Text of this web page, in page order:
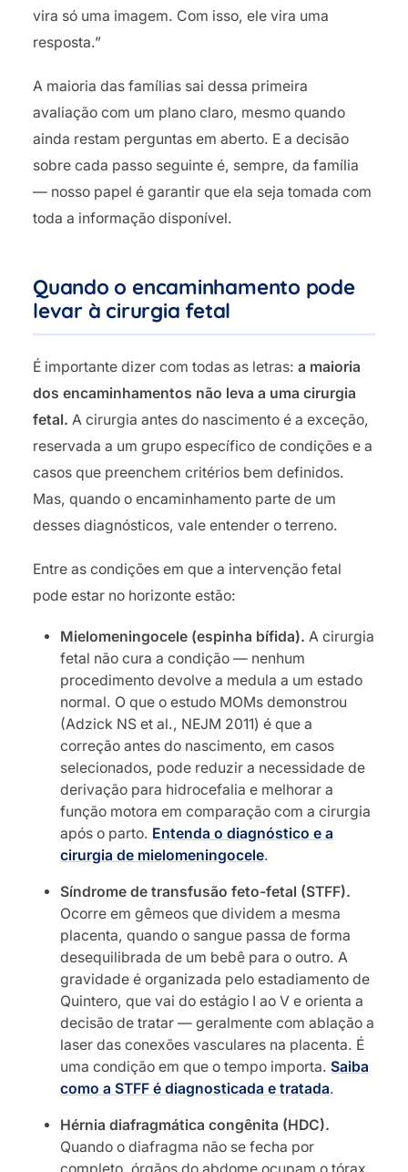
vira só uma imagem. Com isso, ele vira uma
resposta.”
A maioria das famílias sai dessa primeira
avaliação com um plano claro, mesmo quando
ainda restam perguntas em aberto. E a decisão
sobre cada passo seguinte é, sempre, da família
— nosso papel é garantir que ela seja tomada com
toda a informação disponível.
Quando o encaminhamento pode
levar à cirurgia fetal
É importante dizer com todas as letras: a maioria
dos encaminhamentos não leva a uma cirurgia
fetal. A cirurgia antes do nascimento é a exceção,
reservada a um grupo específico de condições e a
casos que preenchem critérios bem definidos.
Mas, quando o encaminhamento parte de um
desses diagnósticos, vale entender o terreno.
Entre as condições em que a intervenção fetal
pode estar no horizonte estão:
Mielomeningocele (espinha bífida). A cirurgia
fetal não cura a condição — nenhum
procedimento devolve a medula a um estado
normal. O que o estudo MOMs demonstrou
(Adzick NS et al., NEJM 2011) é que a
correção antes do nascimento, em casos
selecionados, pode reduzir a necessidade de
derivação para hidrocefalia e melhorar a
função motora em comparação com a cirurgia
após o parto. Entenda o diagnóstico e a
cirurgia de mielomeningocele.
Síndrome de transfusão feto-fetal (STFF).
Ocorre em gêmeos que dividem a mesma
placenta, quando o sangue passa de forma
desequilibrada de um bebê para o outro. A
gravidade é organizada pelo estadiamento de
Quintero, que vai do estágio I ao V e orienta a
decisão de tratar — geralmente com ablação a
laser das conexões vasculares na placenta. É
uma condição em que o tempo importa. Saiba
como a STFF é diagnosticada e tratada.
Hérnia diafragmática congênita (HDC).
Quando o diafragma não se fecha por